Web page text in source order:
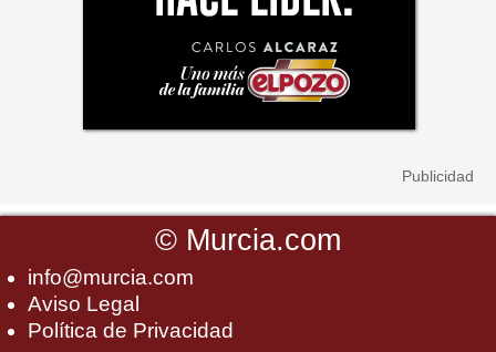
© Murcia.com
info@murcia.com
Aviso Legal
Política de Privacidad